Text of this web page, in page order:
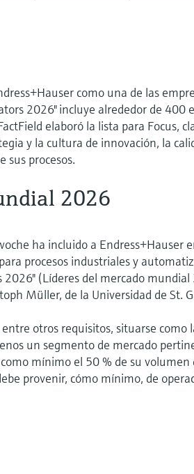
como una de las
2026" incluye alrededor de 400
elaboró la lista para Focus,
y la cultura de innovación, la
sus procesos.
2026
ha incluido a Endress+Hauser
procesos industriales y
(Líderes del mercado
Müller, de la Universidad de St.
otros requisitos, situarse como
un segmento de mercado
mínimo el 50 % de su volumen
provenir, cómo mínimo, de